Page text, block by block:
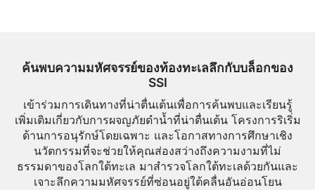
ค้นพบความมหัศจรรย์ของท้องทะเลลึกกับบล็อกของ
SSI
เข้าร่วมการเดินทางที่น่าตื่นเต้นเพื่อการค้นพบและเรียนรู้
เพิ่มเติมเกี่ยวกับการผจญภัยดำน้ำที่น่าตื่นเต้น โครงการริเริ่ม
ด้านการอนุรักษ์โดยเฉพาะ และโอกาสทางการศึกษาเชิง
นวัตกรรมที่จะช่วยให้คุณส่องสว่างถึงความงามที่ไม่
ธรรมดาของโลกใต้ทะเล มาสำรวจโลกใต้ทะเลด้วยกันและ
เจาะลึกความมหัศจรรย์ที่ซ่อนอยู่ใต้คลื่นอันอ่อนโยน